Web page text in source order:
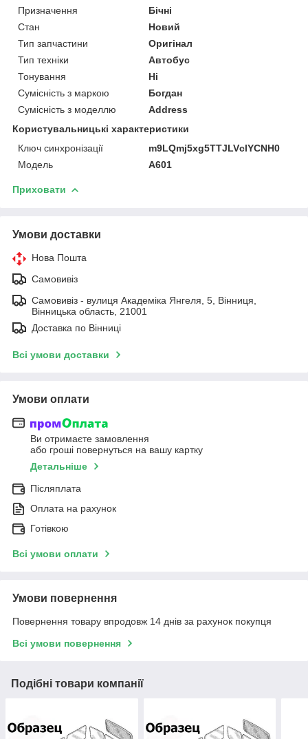
Призначення
Бічні
Стан
Новий
Тип запчастини
Оригінал
Тип техніки
Автобус
Тонування
Ні
Сумісність з маркою
Богдан
Сумісність з моделлю
Address
Користувальницькі характеристики
Ключ синхронізації
m9LQmj5xg5TTJLVclYCNH0
Мoдель
А601
Приховати
Умови доставки
Нова Пошта
Самовивіз
Самовивіз - вулиця Академіка Янгеля, 5, Вінниця,
Вінницька область, 21001
Доставка по Вінниці
Всі умови доставки
Умови оплати
Ви отримаєте замовлення
або гроші повернуться на вашу картку
Детальніше
Післяплата
Оплата на рахунок
Готівкою
Всі умови оплати
Умови повернення
Повернення товару впродовж 14 днів за рахунок покупця
Всі умови повернення
Подібні товари компанії